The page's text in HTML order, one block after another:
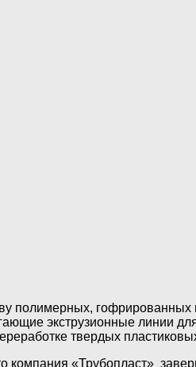
полимерных,
экструзионные линии
твердых
компания «Трубопласт»